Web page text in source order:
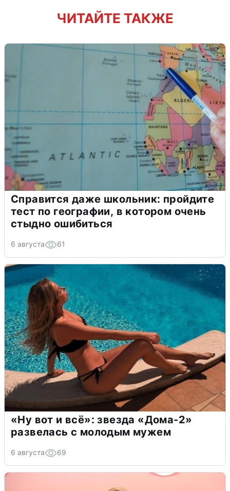
ЧИТАЙТЕ ТАКЖЕ
Справится даже школьник: пройдите
тест по географии, в котором очень
стыдно ошибиться
6 августа 61
«Ну вот и всё»: звезда «Дома-2»
развелась с молодым мужем
6 августа 69